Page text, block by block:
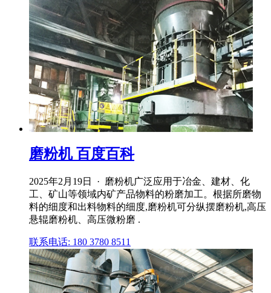
磨粉机 百度百科
2025年2月19日 · 磨粉机广泛应用于冶金、建材、化
工、矿山等领域内矿产品物料的粉磨加工。根据所磨物
料的细度和出料物料的细度,磨粉机可分纵摆磨粉机,高压
悬辊磨粉机、高压微粉磨 .
联系电话: 180 3780 8511